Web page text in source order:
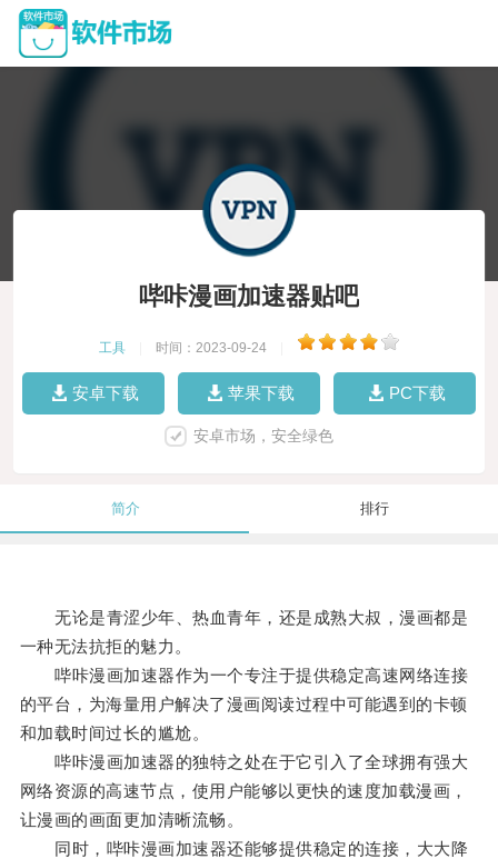
哔咔漫画加速器贴吧
工具 时间：2023-09-24
安卓下载 苹果下载 PC下载
安卓市场，安全绿色
简介 排行
无论是青涩少年、热血青年，还是成熟大叔，漫画都是
一种无法抗拒的魅力。
哔咔漫画加速器作为一个专注于提供稳定高速网络连接
的平台，为海量用户解决了漫画阅读过程中可能遇到的卡顿
和加载时间过长的尴尬。
哔咔漫画加速器的独特之处在于它引入了全球拥有强大
网络资源的高速节点，使用户能够以更快的速度加载漫画，
让漫画的画面更加清晰流畅。
同时，哔咔漫画加速器还能够提供稳定的连接，大大降